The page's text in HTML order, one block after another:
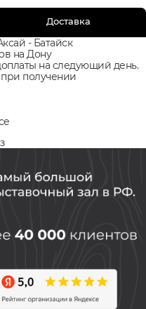
Доставка
- Батайск
на Дону
на следующий день.
получении